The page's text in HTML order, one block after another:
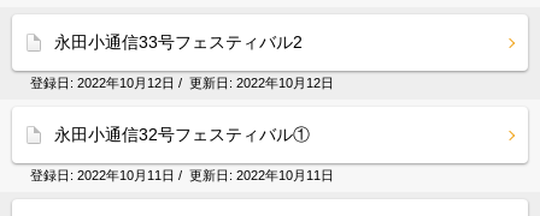
永田小通信33号フェスティバル2
登録日: 2022年10月12日 / 更新日: 2022年10月12日
永田小通信32号フェスティバル①
登録日: 2022年10月11日 / 更新日: 2022年10月11日